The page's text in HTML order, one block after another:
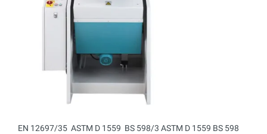
EN 12697/35  ASTM D 1559  BS 598/3 ASTM D 1559 BS 598